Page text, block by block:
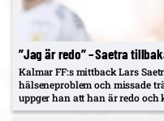
”Jag är redo” – Saetra
Kalmar FF:s mittback Lars
hälseneproblem och missade
uppger han att han är redo
bottenmöte med Örgryte.